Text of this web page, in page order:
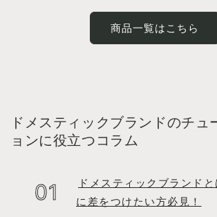
商品一覧はこちら
ドメスティックブランドのチュ
ョンに役立つコラム
ドメスティックブランド
に差をつけたい方必見！